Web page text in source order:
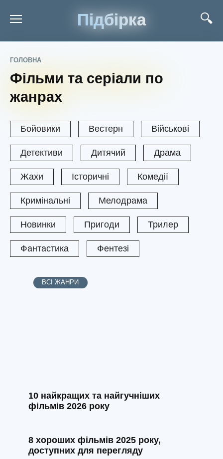
Підбірка
ГОЛОВНА
Фільми та серіали по
жанрах
Бойовики Вестерн Військові
Детективи Дитячий Драма
Жахи Історичні Комедії
Кримінальні Мелодрама
Новинки Пригоди Трилер
Фантастика Фентезі
ВСІ ЖАНРИ
10 найкращих та найгучніших
фільмів 2026 року
8 хороших фільмів 2025 року,
доступних для перегляду